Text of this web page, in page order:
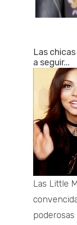
Las
a seguir...
Las Little